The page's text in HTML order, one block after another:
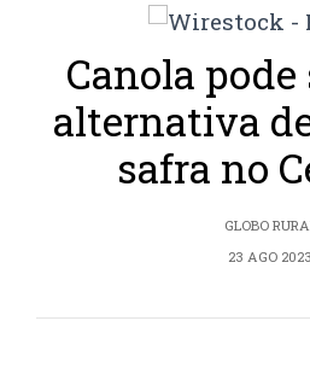
Canola
alternativa
safra no
GLOBO
23 AGO 2023